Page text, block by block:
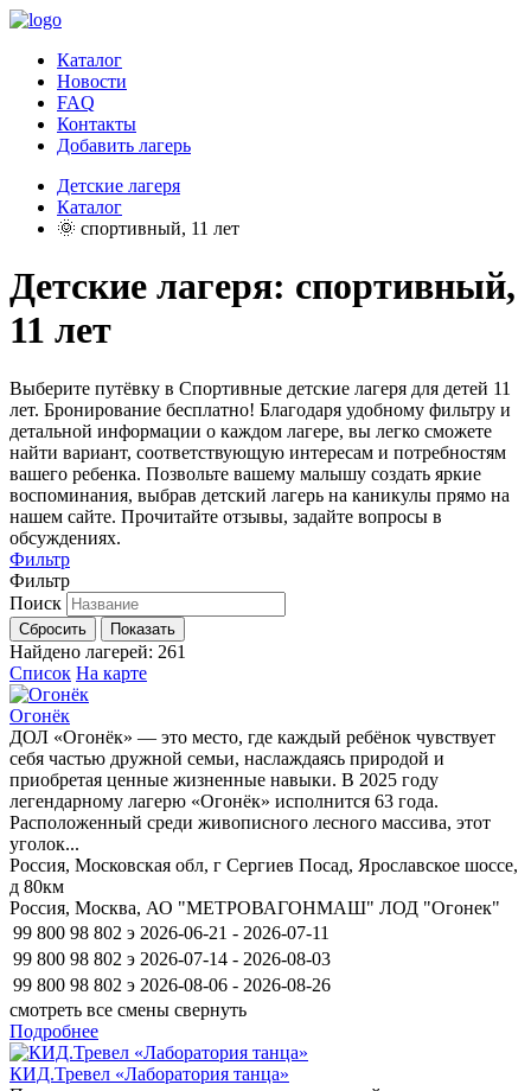
Каталог
Новости
FAQ
Контакты
Добавить лагерь
Детские лагеря
Каталог
🌞 спортивный, 11 лет
Детские лагеря: спортивный,
11 лет
Выберите путёвку в Спортивные детские лагеря для детей 11
лет. Бронирование бесплатно! Благодаря удобному фильтру и
детальной информации о каждом лагере, вы легко сможете
найти вариант, соответствующую интересам и потребностям
вашего ребенка. Позвольте вашему малышу создать яркие
воспоминания, выбрав детский лагерь на каникулы прямо на
нашем сайте. Прочитайте отзывы, задайте вопросы в
обсуждениях.
Фильтр
Фильтр
Поиск
Сбросить Показать
Найдено лагерей: 261
Список На карте
Огонёк
ДОЛ «Огонёк» — это место, где каждый ребёнок чувствует
себя частью дружной семьи, наслаждаясь природой и
приобретая ценные жизненные навыки. В 2025 году
легендарному лагерю «Огонёк» исполнится 63 года.
Расположенный среди живописного лесного массива, этот
уголок...
Россия, Московская обл, г Сергиев Посад, Ярославское шоссе,
д 80км
Россия, Москва, АО "МЕТРОВАГОНМАШ" ЛОД "Огонек"
99 800 98 802 э 2026-06-21 - 2026-07-11
99 800 98 802 э 2026-07-14 - 2026-08-03
99 800 98 802 э 2026-08-06 - 2026-08-26
смотреть все смены свернуть
Подробнее
КИД.Тревел «Лаборатория танца»